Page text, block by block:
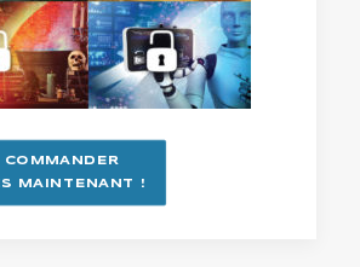
COMMANDER
MAINTENANT !